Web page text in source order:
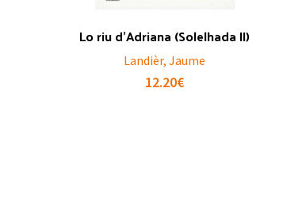
Lo riu d’Adriana (Solelhada II)
Landièr, Jaume
12.20€